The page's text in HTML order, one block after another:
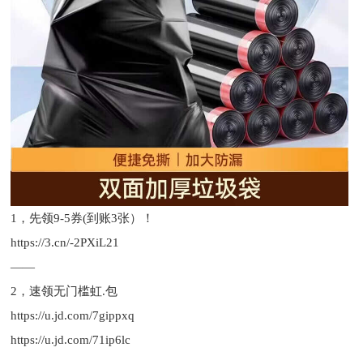
1，先领9-5券(到账3张）！
https://3.cn/-2PXiL21
——
2，速领无门槛虹.包
https://u.jd.com/7gippxq
https://u.jd.com/71ip6lc